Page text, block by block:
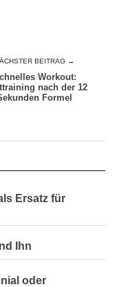
BEITRAG →
Workout:
nach der 12
Formel
Ersatz für
Ihn
oder